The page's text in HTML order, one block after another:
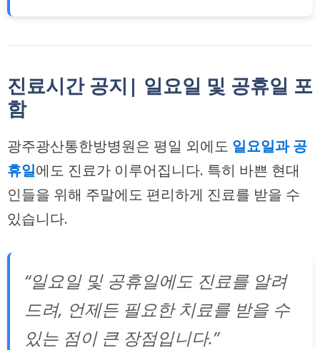
진료시간 공지| 일요일 및 공휴일 포
함
광주광산통한방병원은 평일 외에도 일요일과 공
휴일에도 진료가 이루어집니다. 특히 바쁜 현대
인들을 위해 주말에도 편리하게 진료를 받을 수
있습니다.
“일요일 및 공휴일에도 진료를 알려
드려, 언제든 필요한 치료를 받을 수
있는 점이 큰 장점입니다.”